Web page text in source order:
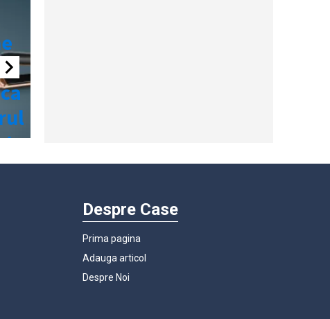
Despre Case
Prima pagina
Adauga articol
Despre Noi